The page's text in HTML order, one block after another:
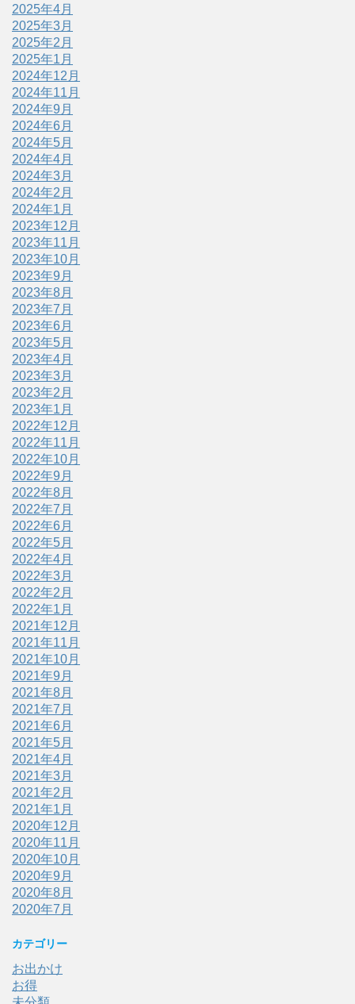
2025年4月
2025年3月
2025年2月
2025年1月
2024年12月
2024年11月
2024年9月
2024年6月
2024年5月
2024年4月
2024年3月
2024年2月
2024年1月
2023年12月
2023年11月
2023年10月
2023年9月
2023年8月
2023年7月
2023年6月
2023年5月
2023年4月
2023年3月
2023年2月
2023年1月
2022年12月
2022年11月
2022年10月
2022年9月
2022年8月
2022年7月
2022年6月
2022年5月
2022年4月
2022年3月
2022年2月
2022年1月
2021年12月
2021年11月
2021年10月
2021年9月
2021年8月
2021年7月
2021年6月
2021年5月
2021年4月
2021年3月
2021年2月
2021年1月
2020年12月
2020年11月
2020年10月
2020年9月
2020年8月
2020年7月
カテゴリー
お出かけ
お得